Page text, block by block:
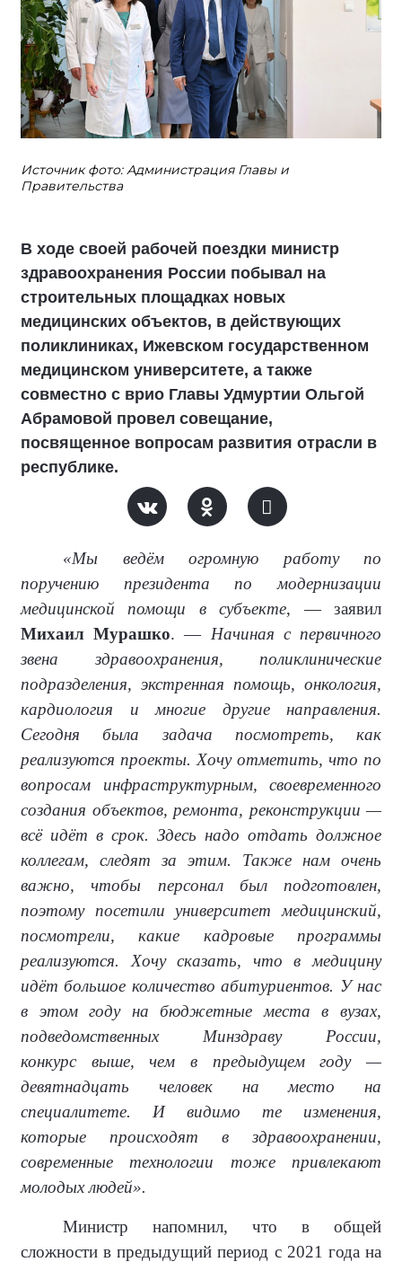
Источник фото: Администрация Главы и
Правительства
В ходе своей рабочей поездки министр
здравоохранения России побывал на
строительных площадках новых
медицинских объектов, в действующих
поликлиниках, Ижевском государственном
медицинском университете, а также
совместно с врио Главы Удмуртии Ольгой
Абрамовой провел совещание,
посвященное вопросам развития отрасли в
республике.
«Мы ведём огромную работу по
поручению президента по модернизации
медицинской помощи в субъекте, — заявил
Михаил Мурашко. — Начиная с первичного
звена здравоохранения, поликлинические
подразделения, экстренная помощь, онкология,
кардиология и многие другие направления.
Сегодня была задача посмотреть, как
реализуются проекты. Хочу отметить, что по
вопросам инфраструктурным, своевременного
создания объектов, ремонта, реконструкции —
всё идёт в срок. Здесь надо отдать должное
коллегам, следят за этим. Также нам очень
важно, чтобы персонал был подготовлен,
поэтому посетили университет медицинский,
посмотрели, какие кадровые программы
реализуются. Хочу сказать, что в медицину
идёт большое количество абитуриентов. У нас
в этом году на бюджетные места в вузах,
подведомственных Минздраву России,
конкурс выше, чем в предыдущем году —
девятнадцать человек на место на
специалитете. И видимо те изменения,
которые происходят в здравоохранении,
современные технологии тоже привлекают
молодых людей».
Министр напомнил, что в общей
сложности в предыдущий период с 2021 года на